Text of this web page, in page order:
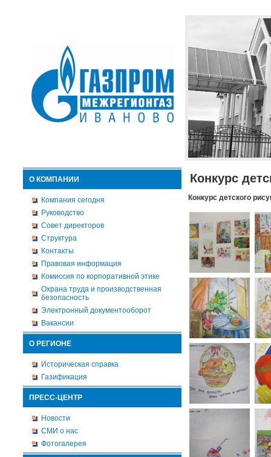
О КОМПАНИИ
Компания сегодня
Руководство
Совет директоров
Структура
Контакты
Правовая информация
Комиссия по корпоративной этике
Охрана труда и производственная
безопасность
Электронный документооборот
Вакансии
О РЕГИОНЕ
Историческая справка
Газификация
ПРЕСС-ЦЕНТР
Новости
СМИ о нас
Фотогалерея
Конкурс
Конкурс детского